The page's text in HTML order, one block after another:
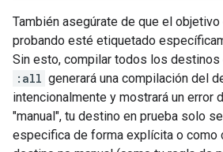
También asegúrate de que el
probando esté etiquetado
Sin esto, compilar todos los destinos
:all generará una compilación del
intencionalmente y mostrará un error
"manual", tu destino en prueba solo
especifica de forma explícita o como